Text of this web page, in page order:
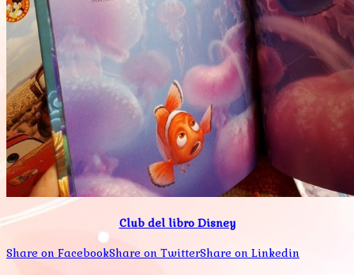
Club del libro Disney
Share on FacebookShare on TwitterShare on Linkedin